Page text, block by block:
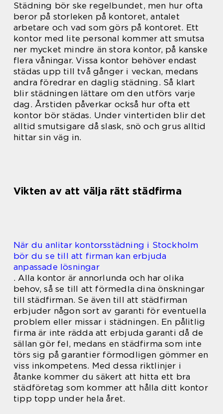
Städning bör ske regelbundet, men hur ofta
beror på storleken på kontoret, antalet
arbetare och vad som görs på kontoret. Ett
kontor med lite personal kommer att smutsa
ner mycket mindre än stora kontor, på kanske
flera våningar. Vissa kontor behöver endast
städas upp till två gånger i veckan, medans
andra föredrar en daglig städning. Så klart
blir städningen lättare om den utförs varje
dag. Årstiden påverkar också hur ofta ett
kontor bör städas. Under vintertiden blir det
alltid smutsigare då slask, snö och grus alltid
hittar sin väg in.
Vikten av att välja rätt städfirma
När du anlitar kontorsstädning i Stockholm
bör du se till att firman kan erbjuda
anpassade lösningar
. Alla kontor är annorlunda och har olika
behov, så se till att förmedla dina önskningar
till städfirman. Se även till att städfirman
erbjuder någon sort av garanti för eventuella
problem eller missar i städningen. En pålitlig
firma är inte rädda att erbjuda garanti då de
sällan gör fel, medans en städfirma som inte
törs sig på garantier förmodligen gömmer en
viss inkompetens. Med dessa riktlinjer i
åtanke kommer du säkert att hitta ett bra
städföretag som kommer att hålla ditt kontor
tipp topp under hela året.